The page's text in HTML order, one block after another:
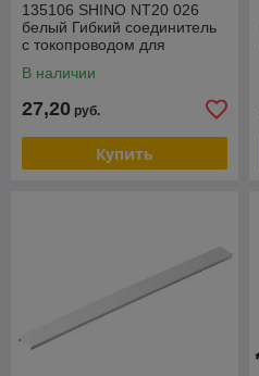
135106 SHINO NT20 026
белый Гибкий соединитель
с токопроводом для
FLUM
В наличии
27,20 руб.
Купить